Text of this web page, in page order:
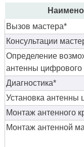
Вызов мастера*
Консультации
Определение
антенны цифрового
Диагностика*
Установка антенны
Монтаж антенного
Монтаж антенной